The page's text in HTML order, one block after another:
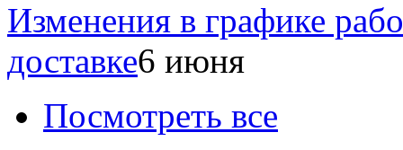
Изменения в графике
доставке6 июня
Посмотреть все